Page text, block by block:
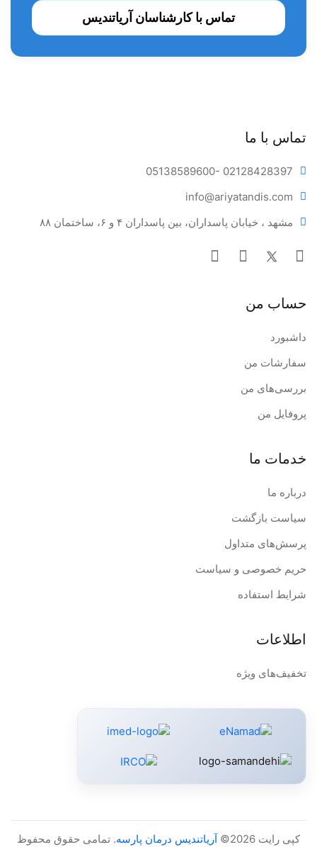
کن کاغذی مدرج پروتیپر
تماس با کارشناسان آریاتندیس
تماس با ما
05138589600- 02128428397
info@ariyatandis.com
مشهد ، خیابان پاسداران، بین پاسداران ۴ و ۶، ساختمان ۸۸
حساب من
داشبورد
سفارشات من
بررسی‌های من
پروفایل من
خدمات ما
درباره ما
سیاست بازگشت
پرسش‌های متداول
حریم خصوصی و سیاست
شرایط استفاده
اطلاعات
تخفیف‌های ویژه
کپی رایت 2026© آریاتندیس درمان پارسه. تمامی حقوق محفوظ